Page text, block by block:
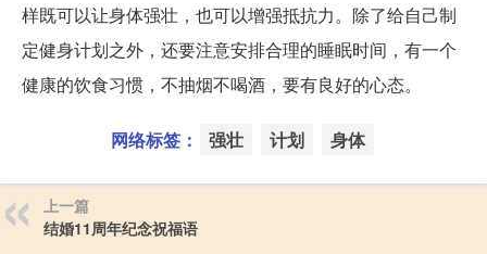
样既可以让身体强壮，也可以增强抵抗力。除了给自己制
定健身计划之外，还要注意安排合理的睡眠时间，有一个
健康的饮食习惯，不抽烟不喝酒，要有良好的心态。
网络标签： 强壮 计划 身体
上一篇
结婚11周年纪念祝福语